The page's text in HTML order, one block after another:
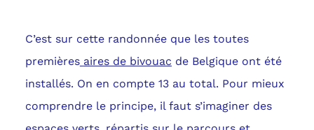
C’est sur cette randonnée que les toutes
premières aires de bivouac de Belgique ont été
installés. On en compte 13 au total. Pour mieux
comprendre le principe, il faut s’imaginer des